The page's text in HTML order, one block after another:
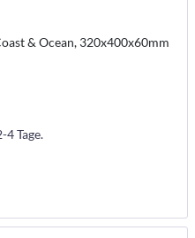
& Ocean, 320x400x60mm
Tage.